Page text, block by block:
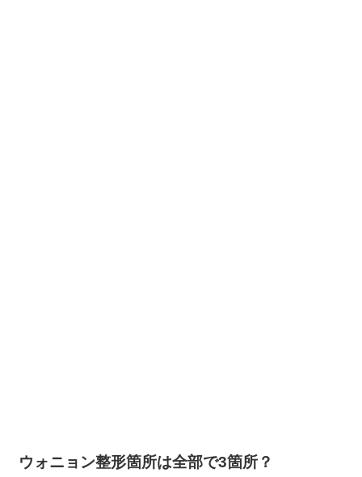
ウォニョン整形箇所は全部で3箇所？